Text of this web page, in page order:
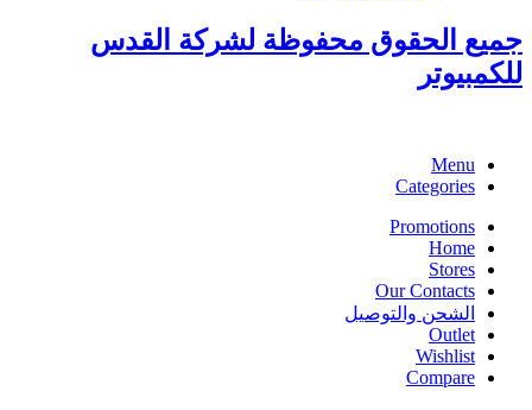
جميع الحقوق محفوظة لشركة القدس
للكمبيوتر
Menu
Categories
Promotions
Home
Stores
Our Contacts
الشحن والتوصيل
Outlet
Wishlist
Compare